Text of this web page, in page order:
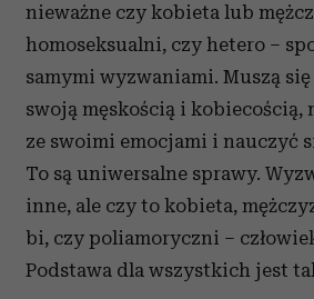
nieważne czy kobieta lub
homoseksualni, czy hetero –
samymi wyzwaniami. Muszą
swoją męskością i kobiecością,
ze swoimi emocjami i nauczyć
To są uniwersalne sprawy.
inne, ale czy to kobieta,
bi, czy poliamoryczni –
Podstawa dla wszystkich jest